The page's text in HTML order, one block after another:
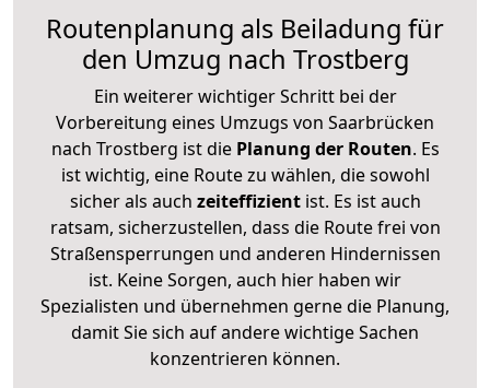
Routenplanung als Beiladung für
den Umzug nach Trostberg
Ein weiterer wichtiger Schritt bei der
Vorbereitung eines Umzugs von Saarbrücken
nach Trostberg ist diePlanung der Routen. Es
ist wichtig, eine Route zu wählen, die sowohl
sicher als auch zeiteffizientist. Es ist auch
ratsam, sicherzustellen, dass die Route frei von
Straßensperrungen und anderen Hindernissen
ist. Keine Sorgen, auch hier haben wir
Spezialisten und übernehmen gerne die Planung,
damit Sie sich auf andere wichtige Sachen
konzentrieren können.